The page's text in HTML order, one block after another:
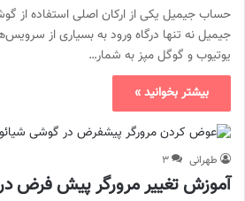
حساب جیمیل یکی از ارکان اصلی استفاده از
جیمیل نه تنها درگاه ورود به بسیاری از
یوتیوب و گوگل مپز به شمار…
بیشتر بخوانید »
طهرانی ۳
آموزش تغییر مرورگر پیش فرض